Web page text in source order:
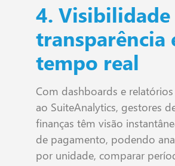
4. Visibilidade
transparência
tempo real
Com dashboards e
ao SuiteAnalytics, gestores
finanças têm visão
de pagamento, podendo
por unidade, comparar